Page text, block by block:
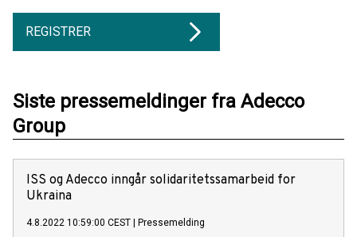
REGISTRER
Siste pressemeldinger fra Adecco
Group
ISS og Adecco inngår solidaritetssamarbeid for
Ukraina
4.8.2022 10:59:00 CEST Pressemelding